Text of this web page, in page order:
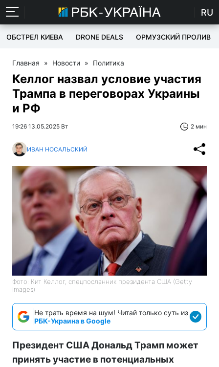
RU
ОБСТРЕЛ КИЕВА DRONE DEALS ОРМУЗСКИЙ ПРОЛИВ
Главная » Новости » Политика
Келлог назвал условие участия
Трампа в переговорах Украины
и РФ
19:26 13.05.2025 Вт 2 мин
ИВАН НОСАЛЬСКИЙ
Фото: Кит Келлог, спецпосланник президента США (Getty
Images)
Не трать время на шум! Читай только суть из
РБК-Украина в Google
Президент США Дональд Трамп может
принять участие в потенциальных